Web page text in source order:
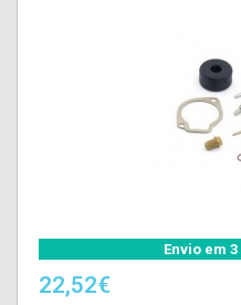
Envio em
22,52€